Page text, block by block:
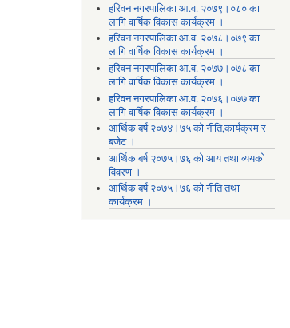
हरिवन नगरपालिका आ‍.व. २०७९।०८० का
लागि वार्षिक विकास कार्यक्रम ।
हरिवन नगरपालिका आ‍.व. २०७८।०७९ का
लागि वार्षिक विकास कार्यक्रम ।
हरिवन नगरपालिका आ‍.व. २०७७।०७८ का
लागि वार्षिक विकास कार्यक्रम ।
हरिवन नगरपालिका आ‍.व. २०७६।०७७ का
लागि वार्षिक विकास कार्यक्रम ।
आर्थिक बर्ष २०७४।७५ को नीति,कार्यक्रम र
बजेट ।
आर्थिक बर्ष २०७५।७६ को आय तथा व्ययकाे
विवरण ।
आर्थिक बर्ष २०७५।७६ को नीति तथा
कार्यक्रम ।